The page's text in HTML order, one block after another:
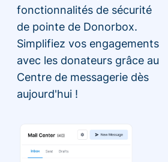
fonctionnalités de sécurité
de pointe de Donorbox.
Simplifiez vos engagements
avec les donateurs grâce au
Centre de messagerie dès
aujourd'hui !